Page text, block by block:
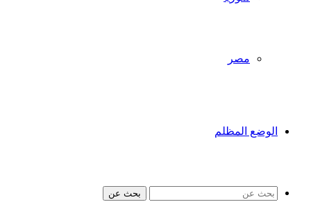
مصر
الوضع المظلم
بحث عن